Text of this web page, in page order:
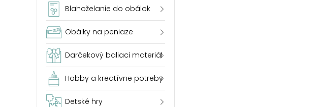
Blahoželanie do obálok
Obálky na peniaze
Darčekový baliaci materiál
Hobby a kreatívne potreby
Detské hry